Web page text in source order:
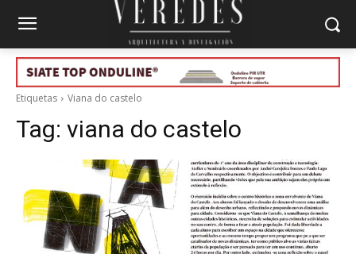
Etiquetas Viana do castelo
Tag: viana do castelo